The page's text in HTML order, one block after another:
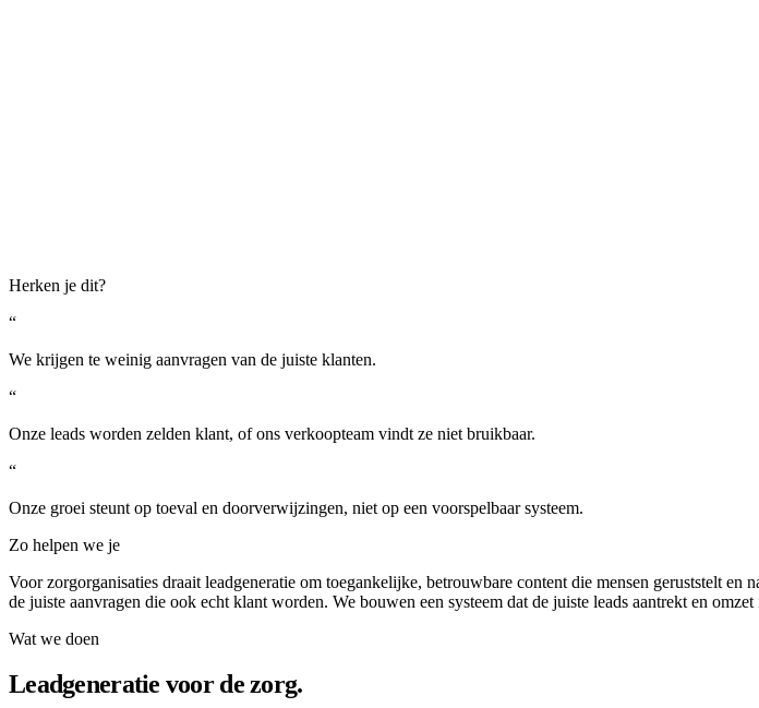
Herken je dit?
“
We krijgen te weinig aanvragen van de juiste klanten.
“
Onze leads worden zelden klant, of ons verkoopteam vindt ze niet bruikbaar.
“
Onze groei steunt op toeval en doorverwijzingen, niet op een voorspelbaar systeem.
Zo helpen we je
Voor zorgorganisaties draait leadgeneratie om toegankelijke, betrouwbare content die mensen geruststelt
de juiste aanvragen die ook echt klant worden. We bouwen een systeem dat de juiste leads aantrekt en
Wat we doen
Leadgeneratie voor de zorg.